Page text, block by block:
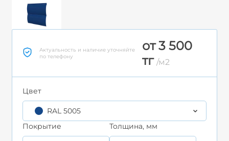
Актуальность и наличие уточняйте
по телефону
от 3 500
тг/м2
Цвет
RAL 5005
Покрытие
Толщина, мм